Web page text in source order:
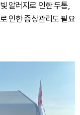
알러지로 인한 두통,
인한 증상관리도 필요